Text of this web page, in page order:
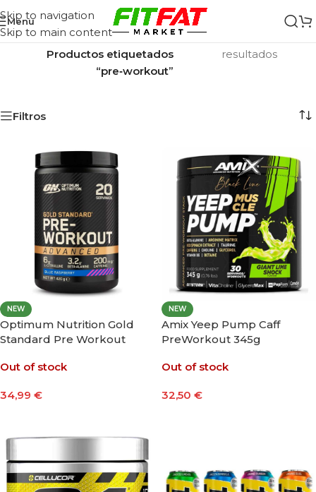
Skip to navigation
Skip to main content
Menu
Inicio/
Productos etiquetados
“pre‑workout”
resultados
Filtros
NEW
Optimum Nutrition Gold
Standard Pre Workout
Out of stock
34,99 €
NEW
Amix Yeep Pump Caff
PreWorkout 345g
Out of stock
32,50 €